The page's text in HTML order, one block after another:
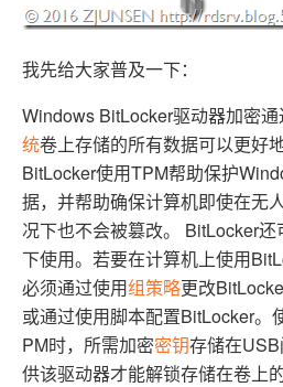
我先给大家普及一下：
Windows BitLocker驱动器加密
统卷上存储的所有数据可以更好
BitLocker使用TPM帮助保护
据，并帮助确保计算机即使在无
况下也不会被篡改。 BitLocker还
下使用。若要在计算机上使用
必须通过使用组策略更改
或通过使用脚本配置BitLocker。
PM时，所需加密密钥存储在
供该驱动器才能解锁存储在卷上的